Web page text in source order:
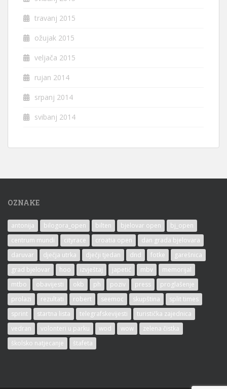
travanj 2015
ožujak 2015
veljača 2015
rujan 2014
srpanj 2014
svibanj 2014
OZNAKE
antonija bilogora_open bilten bjelovar open
bj_open
centrum mundi
cityrace croatia open
dan grada bjelovara
daruvar
dječja utrka dječji tjedan dnd fotke
garešnica
grad bjelovar
hoo izvještaj japetić mbv
memorijal
mtbo
obavijesti okb ph poziv press
proglašenje
prolazi
rezultati robert seemoc skupština
split times
sprint
startna lista telegrafskevijesti
turistička zajednica
vedran
volonteri u parku wod wow
zelena čistka
školsko natjecanje
štafeta